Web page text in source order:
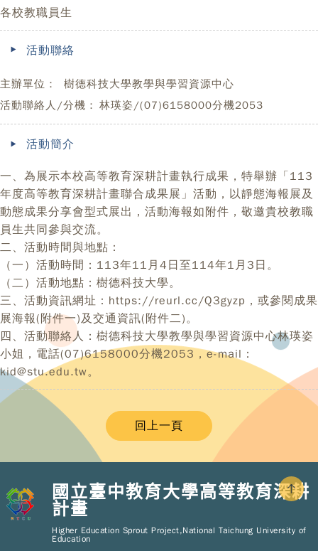
各校教職員生
活動聯絡
主辦單位：
樹德科技大學教學與學習資源中心
活動聯絡人/分機： 林瑛姿/(07)6158000分機2053
活動簡介
一、為展示本校高等教育深耕計畫執行成果，特舉辦「113
年度高等教育深耕計畫聯合成果展」活動，以靜態海報展及
動態成果分享會型式展出，活動海報如附件，敬邀貴校教職
員生共同參與交流。
二、活動時間與地點：
（一）活動時間：113年11月4日至114年1月3日。
（二）活動地點：樹德科技大學。
三、活動資訊網址：https://reurl.cc/Q3gyzp，或參閱成果
展海報(附件一)及交通資訊(附件二)。
四、活動聯絡人：樹德科技大學教學與學習資源中心林瑛姿
小姐，電話(07)6158000分機2053，e-mail：
kid@stu.edu.tw。
回上一頁
國立臺中教育大學高等教育深耕
計畫
Higher Education Sprout Project,National Taichung University of
Education